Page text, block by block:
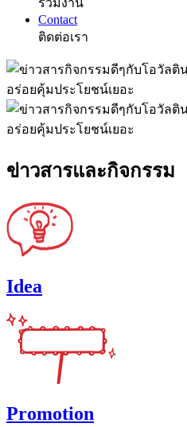
ร่วมงาน
Contact
ติดต่อเรา
ข่าวสารและกิจกรรม
Idea
Promotion